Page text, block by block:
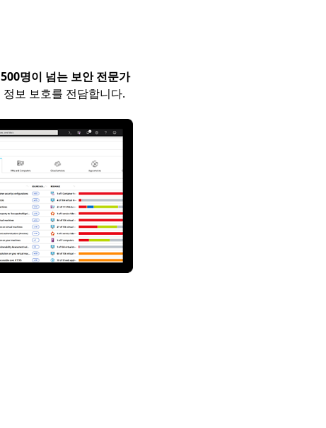
명이 넘는 보안 전문가
보 보호를 전담합니다.